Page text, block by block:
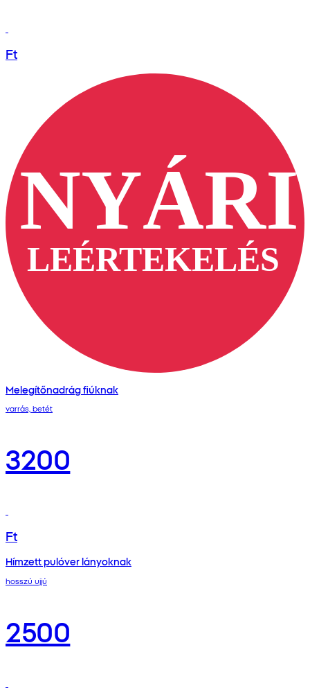
Ft
Melegítőnadrág fiúknak
varrás, betét
3200
Ft
Hímzett pulóver lányoknak
hosszú ujjú
2500